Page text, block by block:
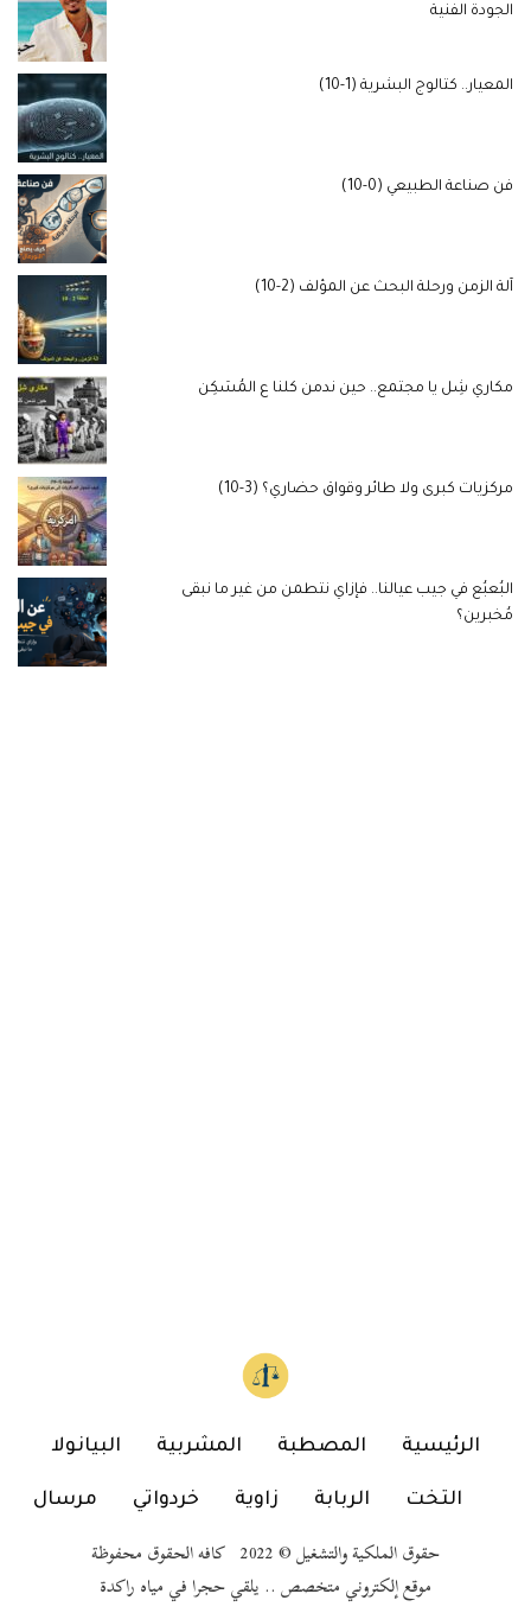
الجودة الفنية
المعيار.. كتالوج البشرية (1-10)
فن صناعة الطبيعي (0-10)
آلة الزمن ورحلة البحث عن المؤلف (2-10)
مكاري شِل يا مجتمع.. حين ندمن كلنا ع المُسَكِن
مركزيات كبرى ولا طائر وقواق حضاري؟ (3-10)
البُعبُع في جيب عيالنا.. فإزاي نتطمن من غير ما نبقى
مُخبرين؟
الرئيسية المصطبة المشربية البيانولا
التخت الربابة زاوية خردواتي مرسال
حقوق الملكية والتشغيل © 2022 كافه الحقوق محفوظة
موقع إلكتروني متخصص .. يلقي حجرا في مياه راكدة